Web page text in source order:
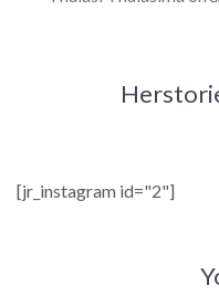
[jr_instagram id="2"]